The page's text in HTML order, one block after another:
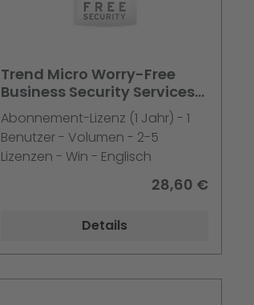
Trend Micro Worry-Free
Business Security Services
v5 2-5 Liz. 1 Jahreslizenz
Preis pro Lizen
Abonnement-Lizenz (1 Jahr) - 1
Benutzer - Volumen - 2-5
Lizenzen - Win - Englisch
28,60 €
Details